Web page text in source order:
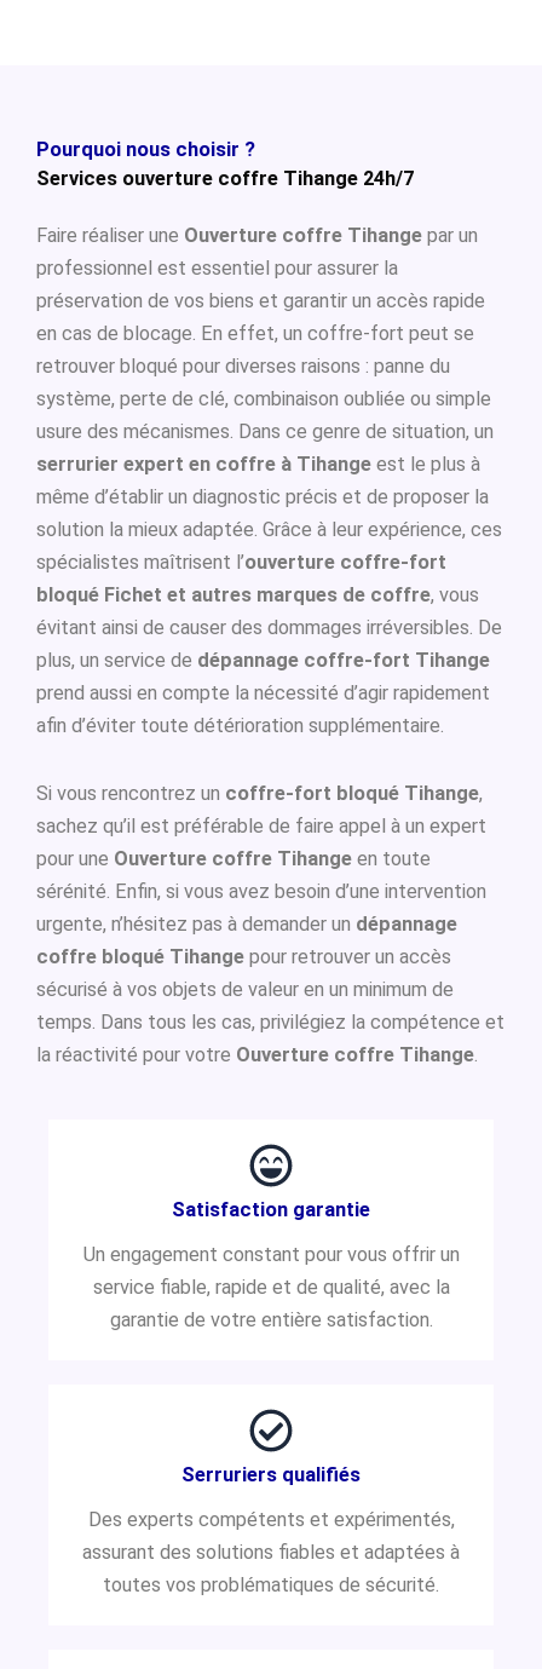
Pourquoi nous choisir ?
Services ouverture coffre Tihange 24h/7
Faire réaliser une Ouverture coffre Tihange par un
professionnel est essentiel pour assurer la
préservation de vos biens et garantir un accès rapide
en cas de blocage. En effet, un coffre-fort peut se
retrouver bloqué pour diverses raisons : panne du
système, perte de clé, combinaison oubliée ou simple
usure des mécanismes. Dans ce genre de situation, un
serrurier expert en coffre à Tihange est le plus à
même d’établir un diagnostic précis et de proposer la
solution la mieux adaptée. Grâce à leur expérience, ces
spécialistes maîtrisent l’ouverture coffre-fort
bloqué Fichet et autres marques de coffre, vous
évitant ainsi de causer des dommages irréversibles. De
plus, un service de dépannage coffre-fort Tihange
prend aussi en compte la nécessité d’agir rapidement
afin d’éviter toute détérioration supplémentaire.
Si vous rencontrez un coffre-fort bloqué Tihange,
sachez qu’il est préférable de faire appel à un expert
pour une Ouverture coffre Tihange en toute
sérénité. Enfin, si vous avez besoin d’une intervention
urgente, n’hésitez pas à demander un dépannage
coffre bloqué Tihange pour retrouver un accès
sécurisé à vos objets de valeur en un minimum de
temps. Dans tous les cas, privilégiez la compétence et
la réactivité pour votre Ouverture coffre Tihange.
Satisfaction garantie
Un engagement constant pour vous offrir un
service fiable, rapide et de qualité, avec la
garantie de votre entière satisfaction.
Serruriers qualifiés
Des experts compétents et expérimentés,
assurant des solutions fiables et adaptées à
toutes vos problématiques de sécurité.